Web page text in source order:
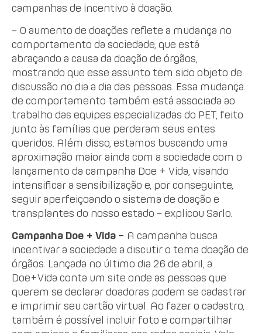
campanhas de incentivo à doação.
– O aumento de doações reflete a mudança no
comportamento da sociedade, que está
abraçando a causa da doação de órgãos,
mostrando que esse assunto tem sido objeto de
discussão no dia a dia das pessoas. Essa mudança
de comportamento também está associada ao
trabalho das equipes especializadas do PET, feito
junto às famílias que perderam seus entes
queridos. Além disso, estamos buscando uma
aproximação maior ainda com a sociedade com o
lançamento da campanha Doe + Vida, visando
intensificar a sensibilização e, por conseguinte,
seguir aperfeiçoando o sistema de doação e
transplantes do nosso estado – explicou Sarlo.
Campanha Doe + Vida – A campanha busca
incentivar a sociedade a discutir o tema doação de
órgãos. Lançada no último dia 26 de abril, a
Doe+Vida conta um site onde as pessoas que
querem se declarar doadoras podem se cadastrar
e imprimir seu cartão virtual. Ao fazer o cadastro,
também é possível incluir foto e compartilhar